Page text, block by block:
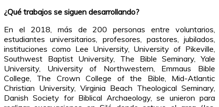
¿Qué trabajos se siguen desarrollando?
En el 2018, más de 200 personas entre voluntarios,
estudiantes universitarios, profesores, pastores, jubilados,
instituciones como Lee University, University of Pikeville,
Southwest Baptist University, The Bible Seminary, Yale
University, University of Northwestern, Emmaus Bible
College, The Crown College of the Bible, Mid-Atlantic
Christian University, Virginia Beach Theological Seminary,
Danish Society for Biblical Archaeology, se unieron para